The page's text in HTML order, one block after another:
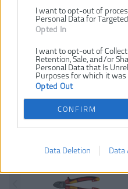
I want to opt-out of
Personal Data for
Opted In
I want to opt-out of
Retention, Sale, and/or
Personal Data that Is
Purposes for which it was
Opted Out
CONFIRM
Data Deletion Data
Ergonomická rukoväť s
manipuláciu a dobrý úchop.
SÚVISIACI
BOČNÉ ŠTIEPACIE
KLIEŠTE 145MM